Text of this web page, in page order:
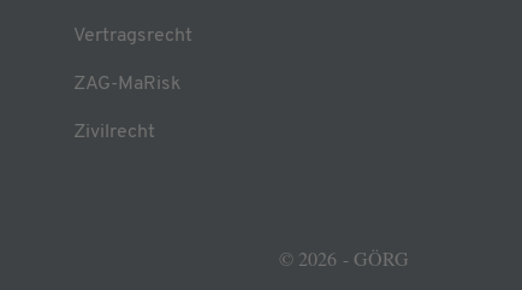
Vertragsrecht
ZAG-MaRisk
Zivilrecht
© 2026 - GÖRG